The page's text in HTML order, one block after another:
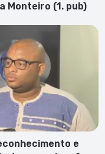
Monteiro (1. pub)
e